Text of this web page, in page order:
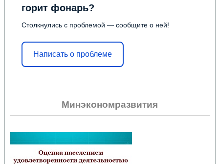
горит фонарь?
Столкнулись с проблемой — сообщите о ней!
Написать о проблеме
Минэкономразвития